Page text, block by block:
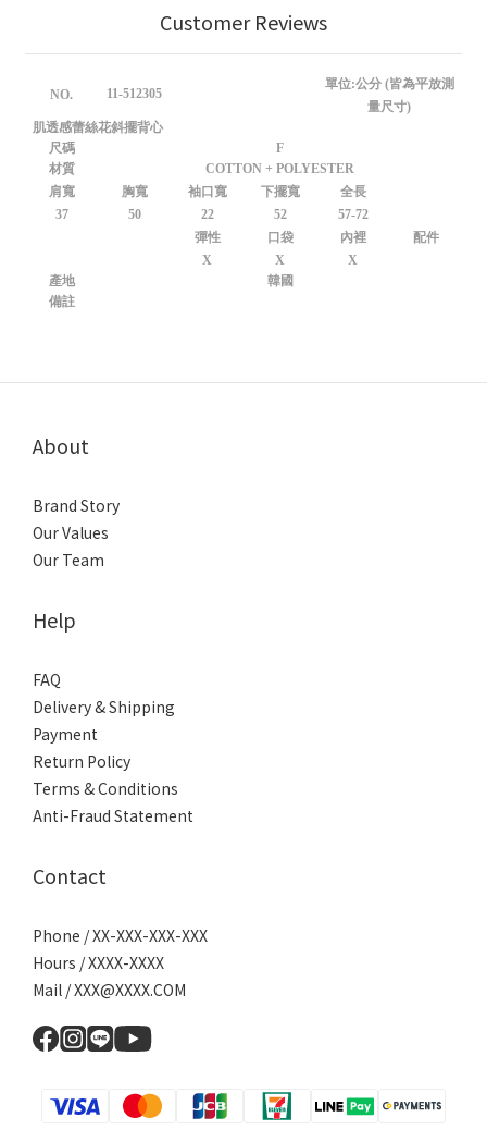
Customer Reviews
NO. 11-512305
單位:公分 (皆為平放測
量尺寸)
肌透感蕾絲花斜擺背心
尺碼
F
材質
COTTON + POLYESTER
肩寬
胸寬 袖口寬 下擺寬
全長
37
50 22 52
57-72
彈性
口袋 內裡
配件
X
X
X
產地
韓國
備註
About
Brand Story
Our Values
Our Team
Help
FAQ
Delivery & Shipping
Payment
Return Policy
Terms & Conditions
Anti-Fraud Statement
Contact
Phone / XX-XXX-XXX-XXX
Hours / XXXX-XXXX
Mail / XXX@XXXX.COM